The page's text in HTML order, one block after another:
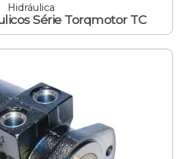
Hidráulica
Série Torqmotor TC